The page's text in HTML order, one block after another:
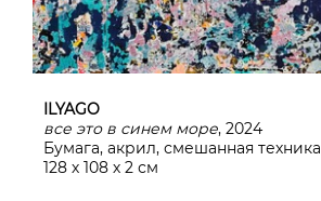
ILYAGO
все это в синем море, 2024
Бумага, акрил, смешанная техника
128 х 108 х 2 см